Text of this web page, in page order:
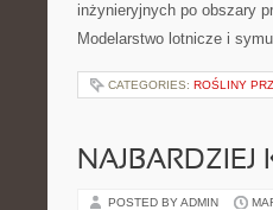
inżynieryjnych po obszary
Modelarstwo lotnicze i
CATEGORIES: ROŚLINY
POSTED BY ADMIN